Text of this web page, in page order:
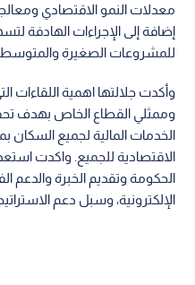
معدلات النمو الاقتصادي
إضافة إلى الإجراءات الهادفة
للمشروعات الصغيرة
وأكدت جلالتها اهمية اللقاءات
وممثلي القطاع الخاص بهدف
الخدمات المالية لجميع السكان
الاقتصادية للجميع. واكدت
الحكومة وتقديم الخبرة والدعم
الإلكترونية، وسبل دعم